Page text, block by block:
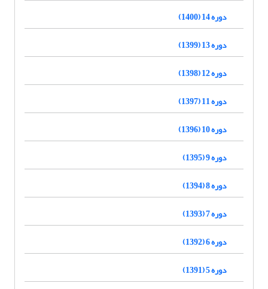
دوره 14 (1400)
دوره 13 (1399)
دوره 12 (1398)
دوره 11 (1397)
دوره 10 (1396)
دوره 9 (1395)
دوره 8 (1394)
دوره 7 (1393)
دوره 6 (1392)
دوره 5 (1391)